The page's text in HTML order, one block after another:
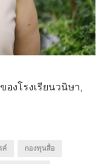
งโรงเรียนวนิษา,
ค์ กองทุนสื่อ